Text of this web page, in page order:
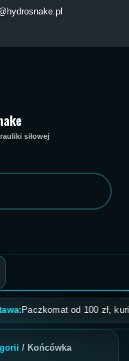
siłowej
Paczkomat od 100 zł, kurier
/ Końcówka